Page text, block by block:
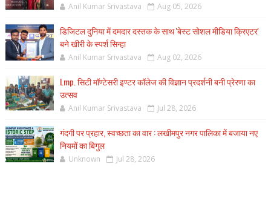
Anil Kumar Srivastava Aug 05, 2026
डिजिटल दुनिया में दमदार दस्तक के साथ 'बेस्ट सोशल मीडिया क्रिएटर'
बने खीरी के स्पर्श सिन्हा
Anil Kumar Srivastava Aug 02, 2026
Lmp. सिटी मॉण्टेसरी इण्टर कॉलेज की विज्ञान प्रदर्शनी बनी प्रेरणा का
उत्सव
Anil Kumar Srivastava Jul 28, 2026
गंदगी पर प्रहार, स्वच्छता का वार : लखीमपुर नगर पालिका में बजाया नए
नियमों का बिगुल
Unknown Jul 28, 2026